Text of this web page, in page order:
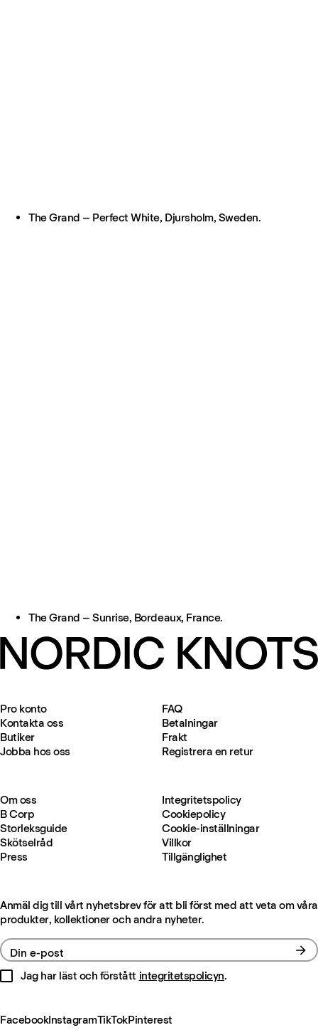
The Grand – Perfect White, Djursholm, Sweden.
The Grand – Sunrise, Bordeaux, France.
Pro konto
Kontakta oss
Butiker
Jobba hos oss
FAQ
Betalningar
Frakt
Registrera en retur
Om oss
B Corp
Storleksguide
Skötselråd
Press
Integritetspolicy
Cookiepolicy
Cookie-inställningar
Villkor
Tillgänglighet
Anmäl dig till vårt nyhetsbrev för att bli först med att veta om våra
produkter, kollektioner och andra nyheter.
Din e-post
Jag har läst och förstått integritetspolicyn.
FacebookInstagramTikTokPinterest